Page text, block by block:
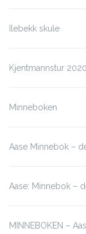
Ilebekk skule
Kjentmannstur 2020
Minneboken
Aase Minnebok –
Aase: Minnebok –
MINNEBOKEN –